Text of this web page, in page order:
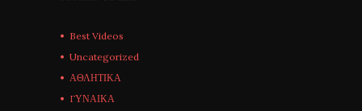
Best Videos
Uncategorized
ΑΘΛΗΤΙΚΑ
ΓΥΝΑΙΚΑ